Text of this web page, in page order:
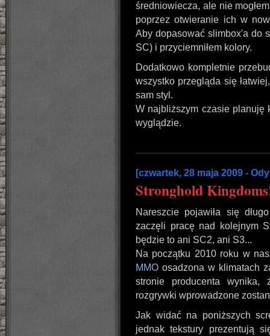
średniowiecza, ale nie
poprzez otwieranie ich w
Aby dopasować slimbox'a do
SC) i przyciemniłem kolory.
Dodatkowo kompletnie
wszystko przegląda się
sam styl.
W najbliższym czasie planuję
wyglądzie.
[czwartek, 28 maja 2009 -
Stronghold
Nareszcie pojawiła się
zaczęli pracę nad kolejnym
będzie to ani SC2, ani S3...
Na początku 2010 roku w
MMO osadzona w klimatach
stronie producenta wynika,
rozgrywki wprowadzone
Jak widać na poniższych
jednak tekstury prezentują